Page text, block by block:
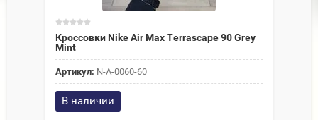
Кроссовки Nike Air Max Terrascape 90 Grey
Mint
Артикул: N-A-0060-60
В наличии